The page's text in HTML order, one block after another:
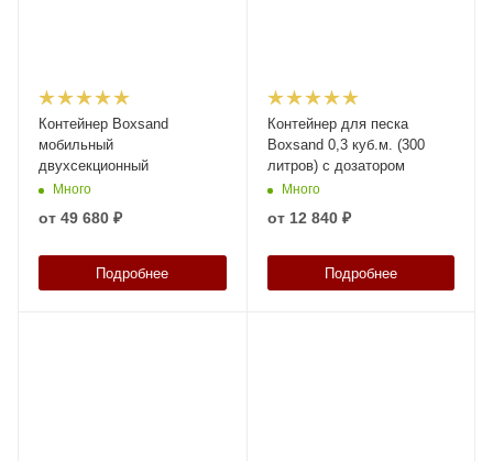
Контейнер Boxsand
мобильный
двухсекционный
Много
от 49 680 ₽
Подробнее
Контейнер для песка
Boxsand 0,3 куб.м. (300
литров) с дозатором
Много
от 12 840 ₽
Подробнее